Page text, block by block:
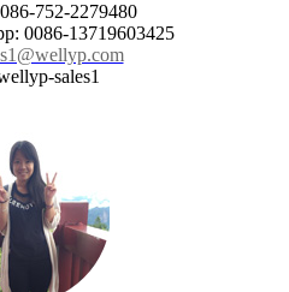
752-2279480
0086-13719603425
sales1